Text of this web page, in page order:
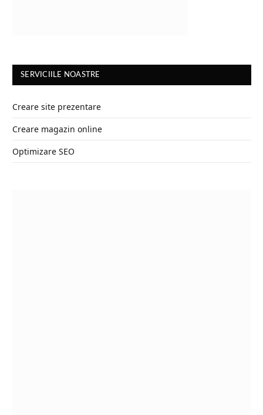
SERVICIILE NOASTRE
Creare site prezentare
Creare magazin online
Optimizare SEO